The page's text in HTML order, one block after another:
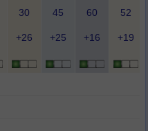
30 45 60 52
+26 +25 +16 +19